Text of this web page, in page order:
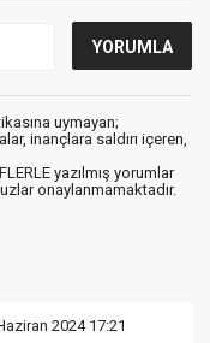
uymayan;
inançlara saldırı içeren,
yazılmış yorumlar
onaylanmamaktadır.
2024 17:21